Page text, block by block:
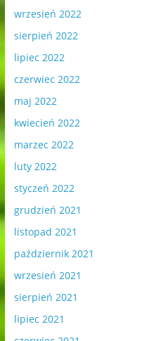
wrzesień 2022
sierpień 2022
lipiec 2022
czerwiec 2022
maj 2022
kwiecień 2022
marzec 2022
luty 2022
styczeń 2022
grudzień 2021
listopad 2021
październik 2021
wrzesień 2021
sierpień 2021
lipiec 2021